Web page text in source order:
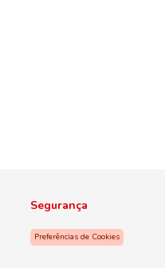
Segurança
Preferências de Cookies